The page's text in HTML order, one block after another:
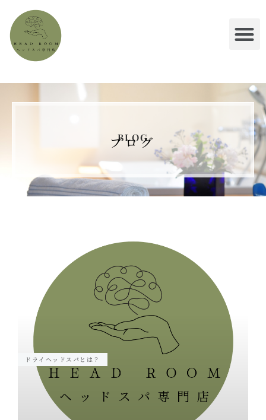
BLOG
ブログ
ドライヘッドスパとは？